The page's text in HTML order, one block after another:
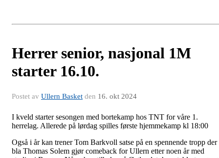
Herrer senior, nasjonal 1M
starter 16.10.
Postet av Ullern Basket den 16. okt 2024
I kveld starter sesongen med bortekamp hos TNT for våre 1.
herrelag. Allerede på lørdag spilles første hjemmekamp kl 18:00
Også i år kan trener Tom Barkvoll satse på en spennende tropp der
bla Thomas Solem gjør comeback for Ullern etter noen år med